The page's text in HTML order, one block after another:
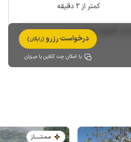
کمتر از 2 دقیقه
کاربری میزبان
درخواست رزرو (رایگان)
با امکان چت آنلاین با میزبان
مـمـتــــــاز